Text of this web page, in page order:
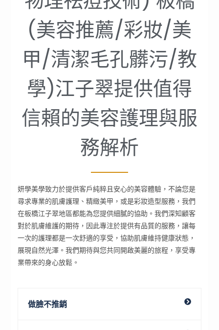
(美容推薦/彩妝/美
甲/清潔毛孔髒污/教
學)江子翠提供值得
信賴的美容護理與服
務解析
妍學美學致力於提供客戶純粹且安心的美容體驗，不論您是
尋求專業的肌膚護理、精緻美甲，或是彩妝造型服務，我們
在板橋江子翠地區都能為您提供細膩的協助。我們深知顧客
對於肌膚維護的期待，因此專注於提供有品質的服務，讓每
一次的護理都是一次舒適的享受，協助肌膚維持健康狀態，
展現自然光澤。我們期待與您共同開啟美麗的旅程，享受專
業帶來的身心放鬆。
做臉不推銷